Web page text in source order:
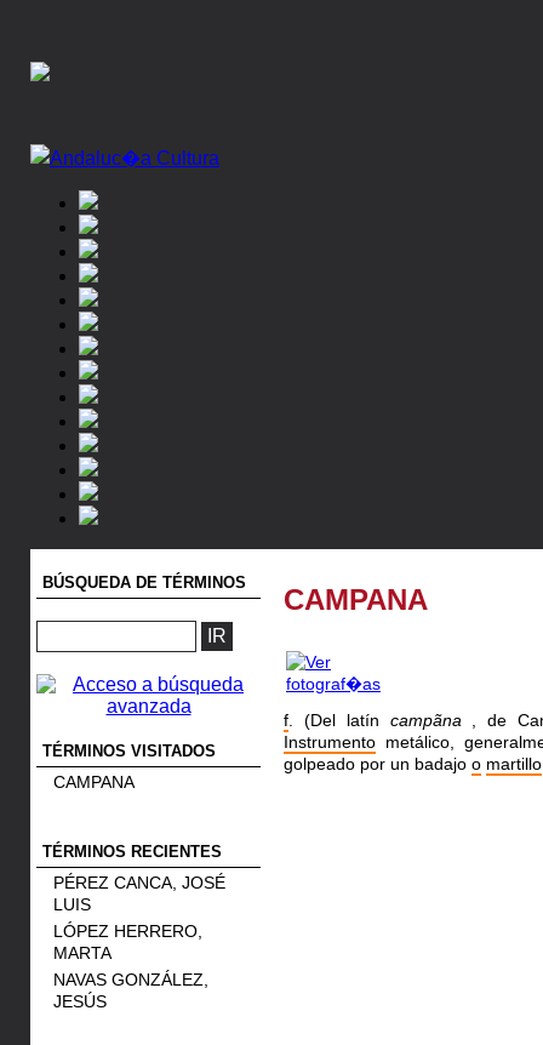
BÚSQUEDA DE TÉRMINOS
TÉRMINOS VISITADOS
CAMPANA
TÉRMINOS RECIENTES
PÉREZ CANCA, JOSÉ
LUIS
LÓPEZ HERRERO,
MARTA
NAVAS GONZÁLEZ,
JESÚS
CAMPANA
f . (Del latín campãna , de
Instrumento metálico,
golpeado por un badajo o martillo